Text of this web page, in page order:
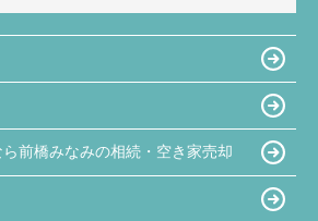
前橋みなみの相続・空き家売却